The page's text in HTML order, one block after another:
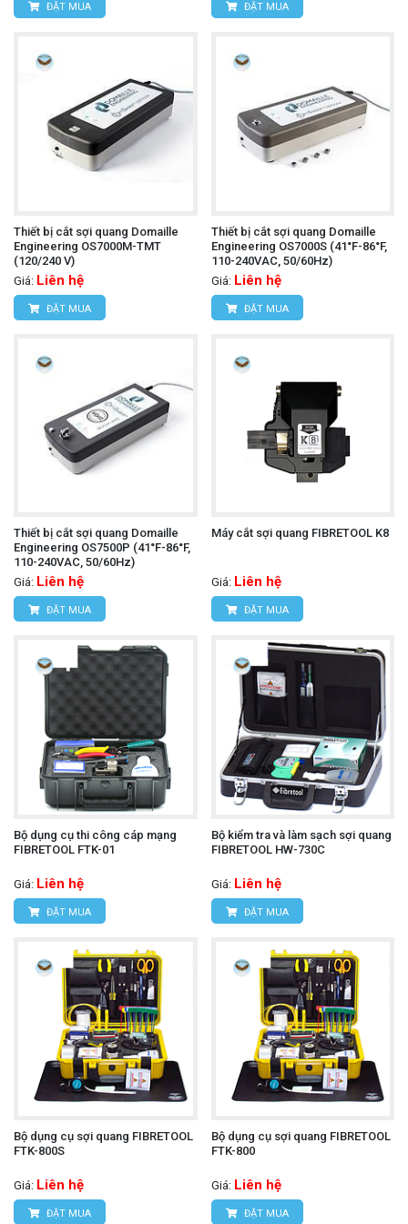
ĐẶT MUA ĐẶT MUA
Thiết bị cắt sợi quang Domaille
Engineering OS7000M-TMT
(120/240 V)
Giá: Liên hệ
ĐẶT MUA
Thiết bị cắt sợi quang Domaille
Engineering OS7000S (41°F-86°F,
110-240VAC, 50/60Hz)
Giá: Liên hệ
ĐẶT MUA
Thiết bị cắt sợi quang Domaille
Engineering OS7500P (41°F-86°F,
110-240VAC, 50/60Hz)
Giá: Liên hệ
ĐẶT MUA
Máy cắt sợi quang FIBRETOOL K8
Giá: Liên hệ
ĐẶT MUA
Bộ dụng cụ thi công cáp mạng
FIBRETOOL FTK-01
Giá: Liên hệ
ĐẶT MUA
Bộ kiểm tra và làm sạch sợi quang
FIBRETOOL HW-730C
Giá: Liên hệ
ĐẶT MUA
Bộ dụng cụ sợi quang FIBRETOOL
FTK-800S
Giá: Liên hệ
ĐẶT MUA
Bộ dụng cụ sợi quang FIBRETOOL
FTK-800
Giá: Liên hệ
ĐẶT MUA